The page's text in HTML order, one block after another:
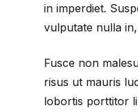
in imperdiet.
vulputate nulla in,
Fusce non
risus ut mauris
lobortis porttitor